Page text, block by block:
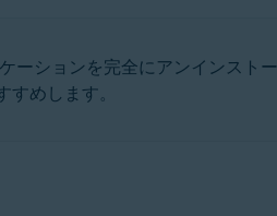
ーションを完全にアンインスト
めします。